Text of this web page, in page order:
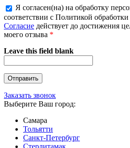
Я согласен(на) на обработку
соответствии с Политикой
Согласие действует до достижения
моего отзыва *
Leave this field blank
Заказать звонок
Выберите Ваш город:
Самара
Тольятти
Санкт-Петербург
Стерлитамак